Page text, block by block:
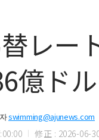
レー
億ド
swimming@ajunews.com
修正 : 2026-06-